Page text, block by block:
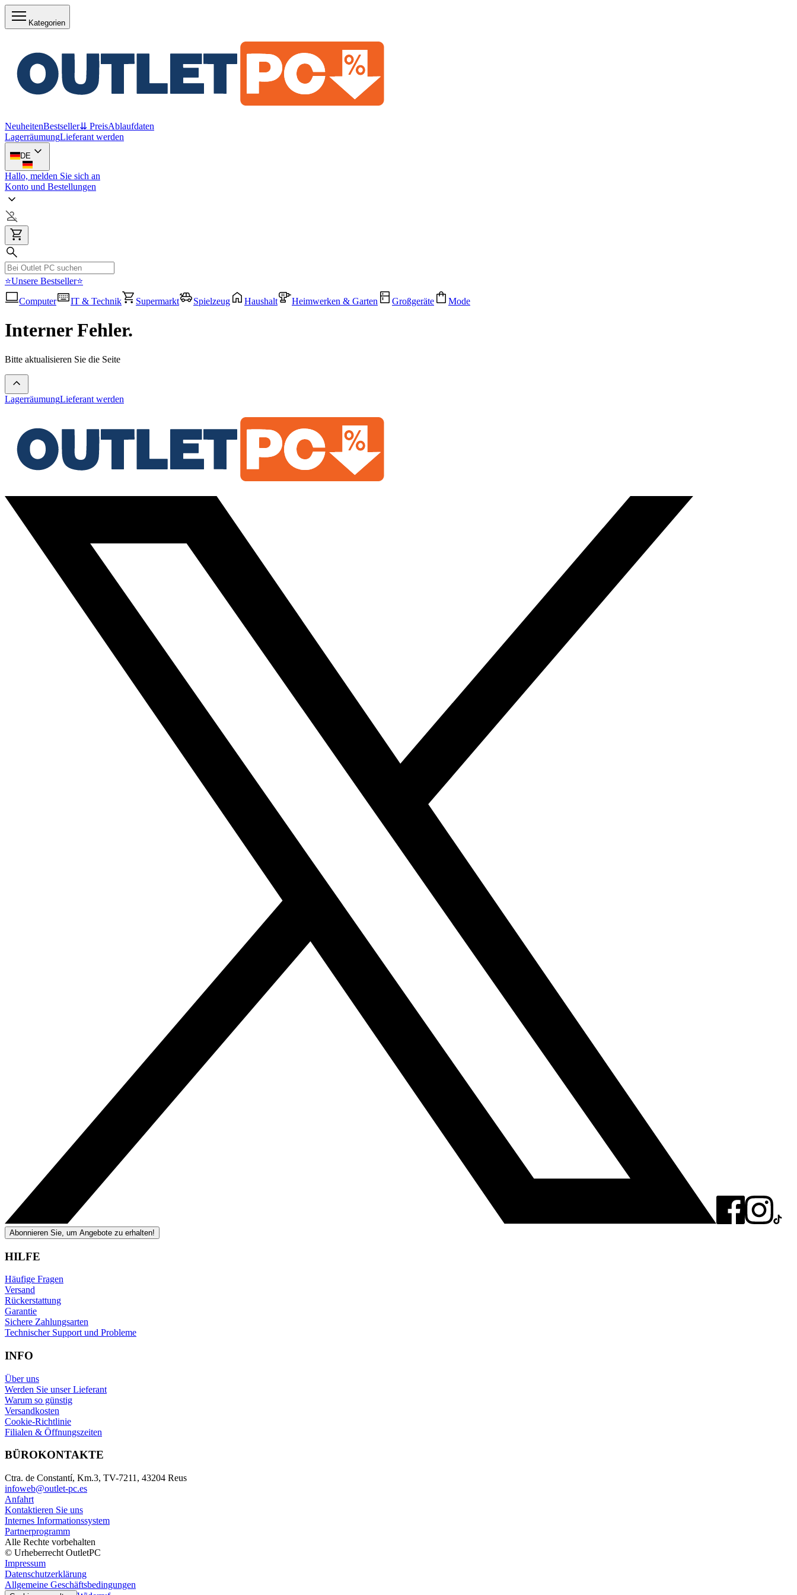
Kategorien
NeuheitenBestseller⇊ PreisAblaufdaten
LagerräumungLieferant werden
DE
Hallo, melden Sie sich an
Konto und Bestellungen
⭐Unsere Bestseller⭐
Computer
IT & Technik Supermarkt Spielzeug Haushalt Heimwerken & Garten Großgeräte Mode
Interner Fehler.
Bitte aktualisieren Sie die Seite
LagerräumungLieferant werden
Abonnieren Sie, um Angebote zu erhalten!
HILFE
Häufige Fragen
Versand
Rückerstattung
Garantie
Sichere Zahlungsarten
Technischer Support und Probleme
INFO
Über uns
Werden Sie unser Lieferant
Warum so günstig
Versandkosten
Cookie-Richtlinie
Filialen & Öffnungszeiten
BÜROKONTAKTE
Ctra. de Constantí, Km.3, TV-7211, 43204 Reus
infoweb@outlet-pc.es
Anfahrt
Kontaktieren Sie uns
Internes Informationssystem
Partnerprogramm
Alle Rechte vorbehalten
© Urheberrecht OutletPC
Impressum
Datenschutzerklärung
Allgemeine Geschäftsbedingungen